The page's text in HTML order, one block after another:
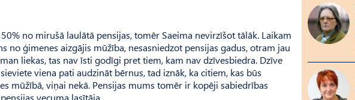
no mirušā laulātā pensijas, tomēr Saeima nevirzīšot tālāk. Laikam
no ģimenes aizgājis mūžība, nesasniedzot pensijas gadus, otram jau
liekas, tas nav īsti godīgi pret tiem, kam nav dzīvesbiedra. Dzīve
viena pati audzināt bērnus, tad iznāk, ka citiem, kas būs
mūžībā, viņai nekā. Pensijas mums tomēr ir kopēji sabiedrības
vecuma lasītāja.